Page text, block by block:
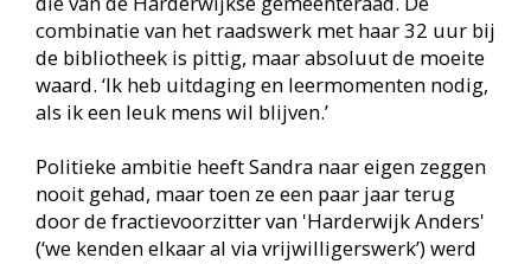
‘Ik word sowieso verrast, verbaasd, verwonderd en
zeer zeker ook verrijkt. Eigenlijk zou iedere
inwoner van Nederland een tijdje moeten
meelopen, om beter te begrijpen hoe het achter
de politieke schermen werkt.’ Om de schijn van
nooit bij besprekingen over bibliotheekzaken in
commissie- of raadsvergaderingen. ‘Zoals
onlangs over de borging van subsidie aan
culturele partners in verband met het zogeheten